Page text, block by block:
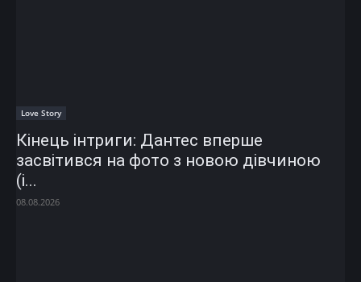
Love Story
Кінець інтриги: Дантес вперше
засвітився на фото з новою дівчиною
(і...
08.08.2026